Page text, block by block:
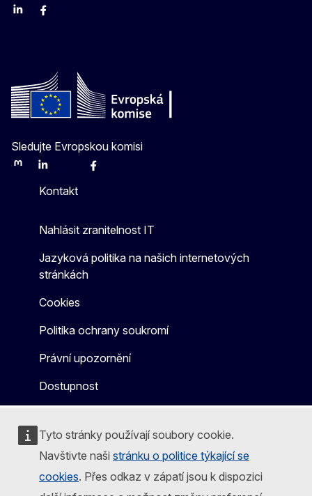
Tyto stránky používají soubory cookie.
Navštivte naši stránku o politice týkající se
cookies. Přes odkaz v zápatí jsou k dispozici
LinkedinFacebook
Sledujte Evropskou komisi
MastodonLinkedInBlueskyFacebook
Kontakt
Nahlásit zranitelnost IT
Jazyková politika na našich internetových
stránkách
Cookies
Politika ochrany soukromí
Právní upozornění
Dostupnost